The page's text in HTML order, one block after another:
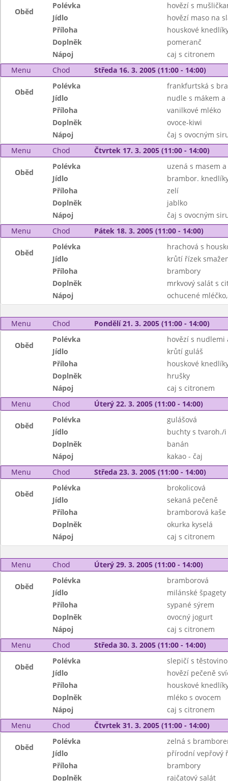
Oběd
Polévka
hovězí s
Jídlo
hovězí maso na
Příloha
houskové
Doplněk
pomeranč
Nápoj
caj s citronem
Menu
Chod Středa 16. 3. 2005 (11:00 - 14:00)
Oběd
Polévka
frankfurtská s
Jídlo
nudle s mákem a
Příloha
vanilkové mléko
Doplněk
ovoce-kiwi
Nápoj
čaj s ovocným
Menu
Chod Čtvrtek 17. 3. 2005 (11:00 - 14:00)
Oběd
Polévka
uzená s masem
Jídlo
brambor.
Příloha
zelí
Doplněk
jablko
Nápoj
čaj s ovocným
Menu
Chod Pátek 18. 3. 2005 (11:00 - 14:00)
Oběd
Polévka
hrachová s
Jídlo
krůtí řízek
Příloha
brambory
Doplněk
mrkvový salát s
Nápoj
ochucené
Menu Chod Pondělí 21. 3. 2005 (11:00 - 14:00)
Oběd
Polévka
hovězí s nudlemi
Jídlo
krůtí guláš
Příloha
houskové
Doplněk
hrušky
Nápoj
caj s citronem
Menu
Chod Úterý 22. 3. 2005 (11:00 - 14:00)
Oběd
Polévka
gulášová
Jídlo
buchty s tvaroh./
Doplněk
banán
Nápoj
kakao - čaj
Menu
Chod Středa 23. 3. 2005 (11:00 - 14:00)
Oběd
Polévka
brokolicová
Jídlo
sekaná pečeně
Příloha
bramborová kaše
Doplněk
okurka kyselá
Nápoj
caj s citronem
Menu Chod Úterý 29. 3. 2005 (11:00 - 14:00)
Oběd
Polévka
bramborová
Jídlo
milánské
Příloha
sypané sýrem
Doplněk
ovocný jogurt
Nápoj
caj s citronem
Menu
Chod Středa 30. 3. 2005 (11:00 - 14:00)
Oběd
Polévka
slepičí s
Jídlo
hovězí pečeně
Příloha
houskové
Doplněk
mléko s ovocem
Nápoj
caj s citronem
Menu
Chod Čtvrtek 31. 3. 2005 (11:00 - 14:00)
Oběd
Polévka
zelná s
Jídlo
přírodní vepřový
Příloha
brambory
Doplněk
rajčatový salát